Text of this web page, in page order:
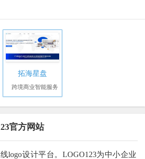
拓海星盘
跨境商业智能服务
官方网站
logo设计平台。LOGO123为中小企业